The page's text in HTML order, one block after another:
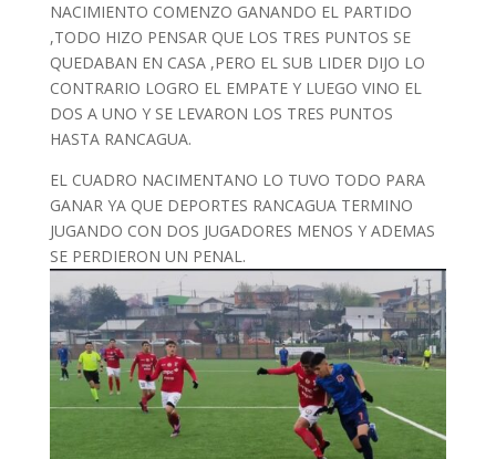
NACIMIENTO COMENZO GANANDO EL PARTIDO
,TODO HIZO PENSAR QUE LOS TRES PUNTOS SE
QUEDABAN EN CASA ,PERO EL SUB LIDER DIJO LO
CONTRARIO LOGRO EL EMPATE Y LUEGO VINO EL
DOS A UNO Y SE LEVARON LOS TRES PUNTOS
HASTA RANCAGUA.
EL CUADRO NACIMENTANO LO TUVO TODO PARA
GANAR YA QUE DEPORTES RANCAGUA TERMINO
JUGANDO CON DOS JUGADORES MENOS Y ADEMAS
SE PERDIERON UN PENAL.